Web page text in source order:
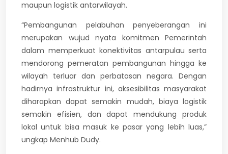
maupun logistik antarwilayah.
“Pembangunan pelabuhan penyeberangan ini
merupakan wujud nyata komitmen Pemerintah
dalam memperkuat konektivitas antarpulau serta
mendorong pemeratan pembangunan hingga ke
wilayah terluar dan perbatasan negara. Dengan
hadirnya infrastruktur ini, aksesibilitas masyarakat
diharapkan dapat semakin mudah, biaya logistik
semakin efisien, dan dapat mendukung produk
lokal untuk bisa masuk ke pasar yang lebih luas,”
ungkap Menhub Dudy.